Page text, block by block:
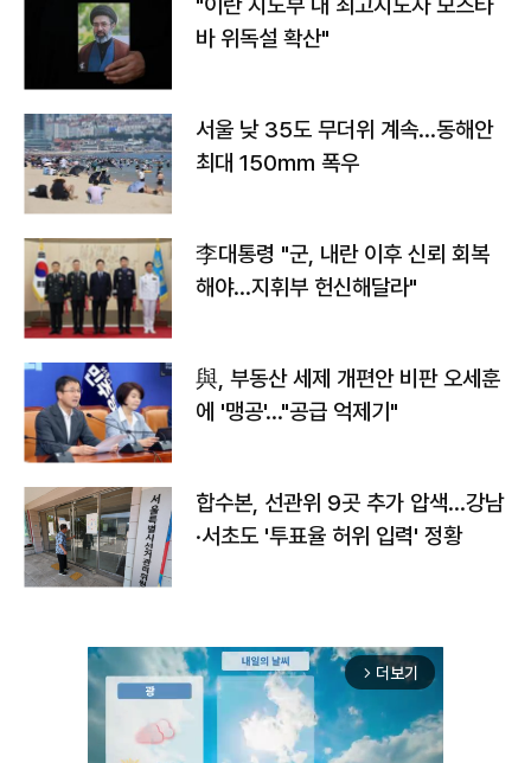
바 위독설 확산"
서울 낮 35도 무더위 계속…동해안
최대 150㎜ 폭우
李대통령 "군, 내란 이후 신뢰 회복
해야…지휘부 헌신해달라"
與, 부동산 세제 개편안 비판 오세훈
에 '맹공'…"공급 억제기"
합수본, 선관위 9곳 추가 압색…강남
·서초도 '투표율 허위 입력' 정황
arrow_forward_ios 더보기